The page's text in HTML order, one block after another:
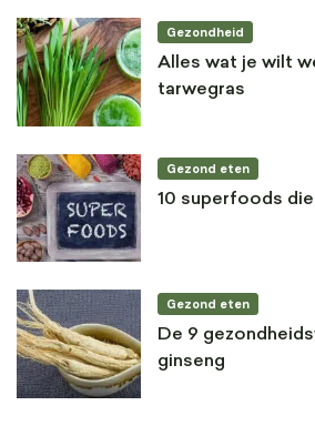
Gezondheid
Alles wat je wilt
tarwegras
Gezond eten
10 superfoods
Gezond eten
De 9
ginseng